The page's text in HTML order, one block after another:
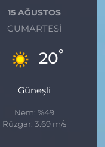
15 AĞUSTOS
CUMARTESI
20°
Güneşli
Nem: %49
Rüzgar: 3.69 m/s